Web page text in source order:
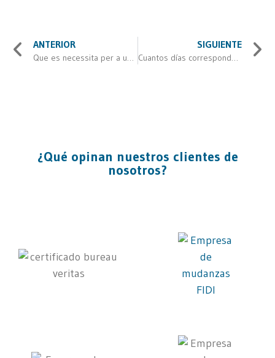
ANTERIOR
Que es necessita per a una mudança
SIGUIENTE
Cuantos días corresponden por mudanza
¿Qué opinan nuestros clientes de
nosotros?